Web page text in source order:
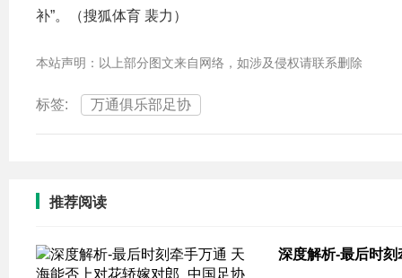
补”。（搜狐体育 裴力）
本站声明：以上部分图文来自网络，如涉及侵权请联系删除
标签: 万通俱乐部足协
推荐阅读
深度解析-最后时